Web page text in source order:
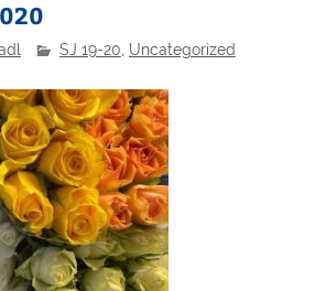
SJ 19-20 Uncategorized